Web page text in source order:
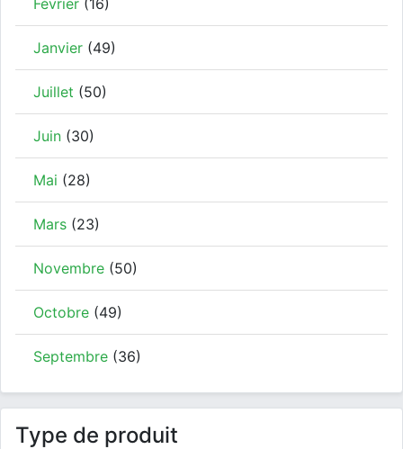
Février (16)
Janvier (49)
Juillet (50)
Juin (30)
Mai (28)
Mars (23)
Novembre (50)
Octobre (49)
Septembre (36)
Type de produit